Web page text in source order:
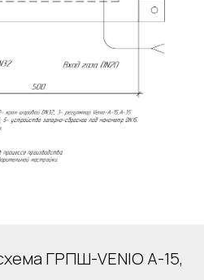
ГРПШ-VENIO А-15,